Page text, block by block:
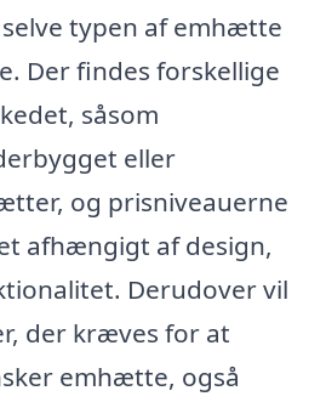
typen af emhætte
Der findes forskellige
såsom
eller
og prisniveauerne
afhængigt af design,
Derudover vil
der kræves for at
emhætte, også